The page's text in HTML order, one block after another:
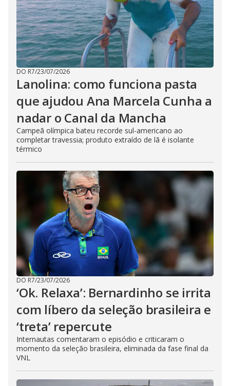
DO R7/23/07/2026
Lanolina: como funciona pasta
que ajudou Ana Marcela Cunha a
nadar o Canal da Mancha
Campeã olímpica bateu recorde sul-americano ao
completar travessia; produto extraído de lã é isolante
térmico
DO R7/23/07/2026
‘Ok. Relaxa’: Bernardinho se irrita
com líbero da seleção brasileira e
‘treta’ repercute
Internautas comentaram o episódio e criticaram o
momento da seleção brasileira, eliminada da fase final da
VNL